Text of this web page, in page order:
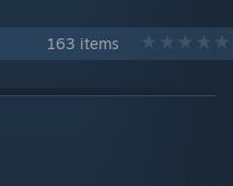
163 items